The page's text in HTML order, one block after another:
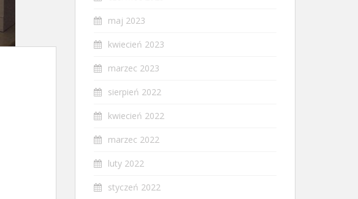
maj 2023
kwiecień 2023
marzec 2023
sierpień 2022
kwiecień 2022
marzec 2022
luty 2022
styczeń 2022